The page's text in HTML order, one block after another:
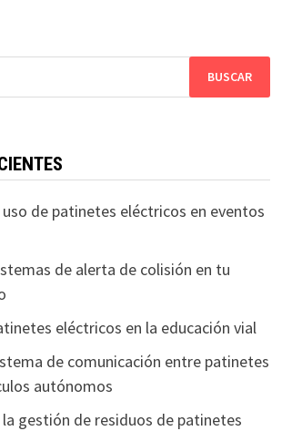
uso de patinetes eléctricos en eventos
de alerta de colisión en tu
eléctricos en la educación vial
de comunicación entre patinetes
autónomos
gestión de residuos de patinetes